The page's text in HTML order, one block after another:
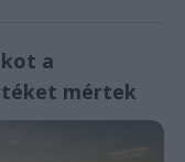
a
mértek